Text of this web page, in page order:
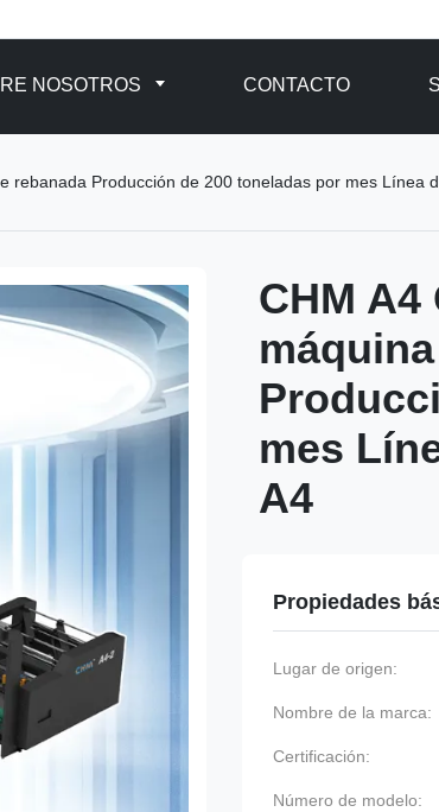
NOSOTROS CONTACTO
rebanada Producción de 200 toneladas por mes Línea
CHM
mes
A4
Propiedades
Lugar de origen:
Nombre de la marca:
Certificación:
Número de modelo: